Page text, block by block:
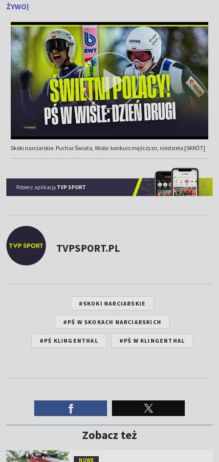
ŻYWO]
Skoki narciarskie. Puchar Świata, Wisła: konkurs mężczyzn, niedziela [SKRÓT]
Pobierz aplikację TVP SPORT
TVPSPORT.PL
#SKOKI NARCIARSKIE
#PŚ W SKOKACH NARCIARSKICH
#PŚ KLINGENTHAL #PŚ W KLINGENTHAL
Zobacz też
NOWE